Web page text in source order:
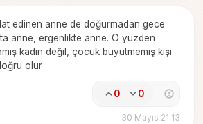
edinen anne de doğurmadan gece
anne, ergenlikte anne. O yüzden
kadın değil, çocuk büyütmemiş kişi
olur
0 0
30 Mayıs 21:13